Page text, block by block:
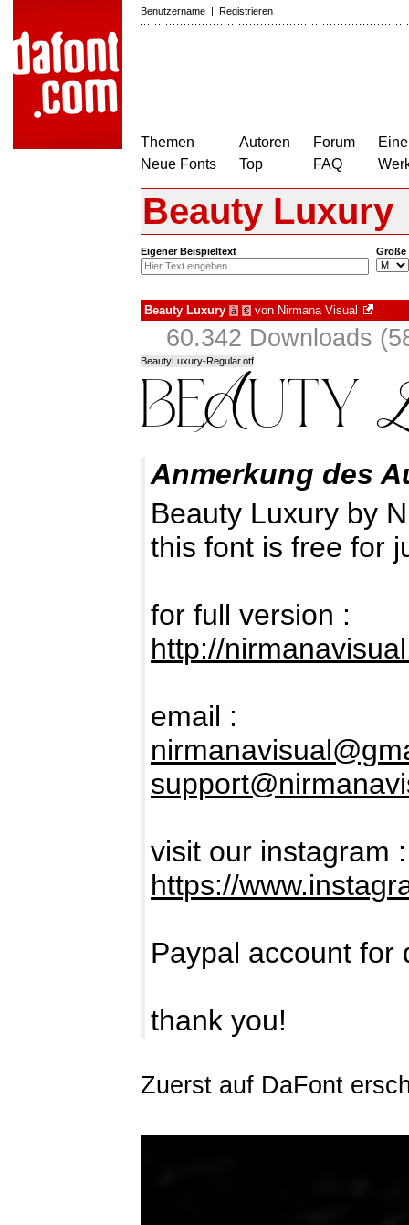
Benutzername | Registrieren
Themen
Neue Fonts
Autoren
Top
Forum
FAQ
Beauty Luxury
Eigener Beispieltext Größe
Beauty Luxury à € von Nirmana Visual
60.342 Downloads
BeautyLuxury-Regular.otf
Anmerkung des
Beauty Luxury by
this font is free for
for full version :
http://
email :
visit our instagram :
https://
Paypal account
thank you!
Zuerst auf DaFont